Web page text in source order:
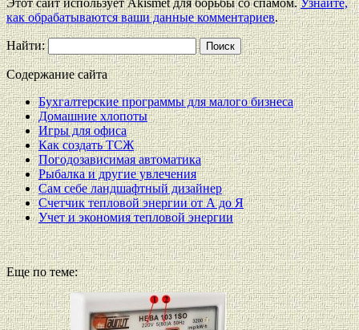
Этот сайт использует Akismet для борьбы со спамом.Узнайте,
как обрабатываются ваши данные комментариев.
Найти:
Содержание сайта
Бухгалтерские программы для малого бизнеса
Домашние хлопоты
Игры для офиса
Как создать ТСЖ
Погодозависимая автоматика
Рыбалка и другие увлечения
Сам себе ландшафтный дизайнер
Счетчик тепловой энергии от А до Я
Учет и экономия тепловой энергии
Еще по теме: